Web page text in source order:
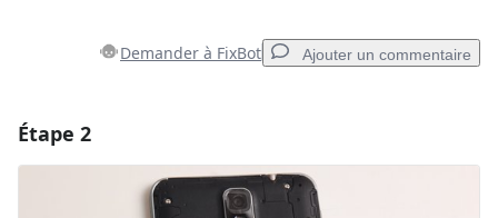
Demander à FixBot Ajouter un commentaire
Ajouter un commentaire
Étape 2